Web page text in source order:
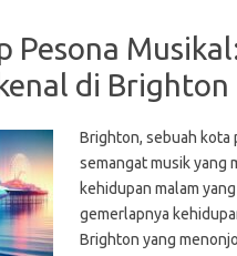
Pesona
di Brighton
Brighton, sebuah kota
semangat musik yang
kehidupan malam
gemerlapnya
Brighton yang